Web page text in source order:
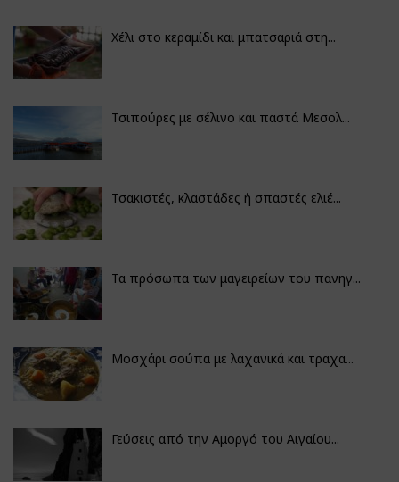
Χέλι στο κεραμίδι και μπατσαριά στη...
Τσιπούρες με σέλινο και παστά Μεσολ...
Τσακιστές, κλαστάδες ή σπαστές ελιέ...
Τα πρόσωπα των μαγειρείων του πανηγ...
Μοσχάρι σούπα με λαχανικά και τραχα...
Γεύσεις από την Αμοργό του Αιγαίου...